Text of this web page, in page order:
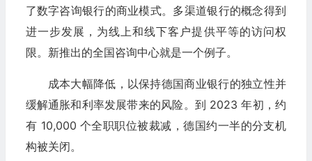
了数字咨询银行的商业模式。多渠道银行的概念得到
进一步发展，为线上和线下客户提供平等的访问权
限。新推出的全国咨询中心就是一个例子。
成本大幅降低，以保持德国商业银行的独立性并
缓解通胀和利率发展带来的风险。到 2023 年初，约
有 10,000 个全职职位被裁减，德国约一半的分支机
构被关闭。